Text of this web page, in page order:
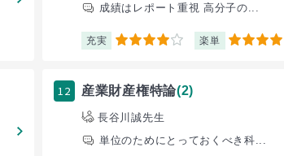
成績はレポート重視 高分子の...
充実 4 楽単 5
12 産業財産権特論(2)
長谷川誠先生
単位のためにとっておくべき科...